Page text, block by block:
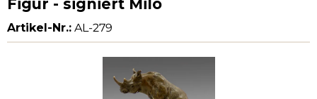
Figur - signiert Milo
Artikel-Nr.: AL-279